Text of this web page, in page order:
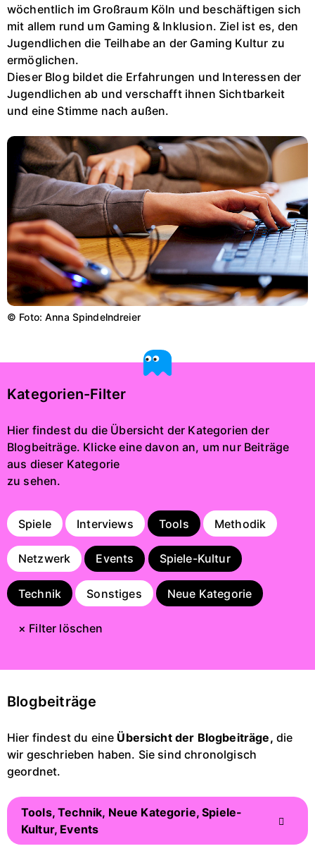
wöchentlich im Großraum Köln und beschäftigen sich
mit allem rund um Gaming & Inklusion. Ziel ist es, den
Jugendlichen die Teilhabe an der Gaming Kultur zu
ermöglichen.
Dieser Blog bildet die Erfahrungen und Interessen der
Jugendlichen ab und verschafft ihnen Sichtbarkeit
und eine Stimme nach außen.
© Foto: Anna Spindelndreier
Kategorien-Filter
Hier findest du die Übersicht der Kategorien der
Blogbeiträge. Klicke eine davon an, um nur Beiträge
aus dieser Kategorie
zu sehen.
Spiele Interviews Tools Methodik
Netzwerk Events Spiele-Kultur
Technik Sonstiges Neue Kategorie
× Filter löschen
Blogbeiträge
Hier findest du eine Übersicht der Blogbeiträge, die
wir geschrieben haben. Sie sind chronolgisch
geordnet.
Tools, Technik, Neue Kategorie, Spiele-
Kultur, Events